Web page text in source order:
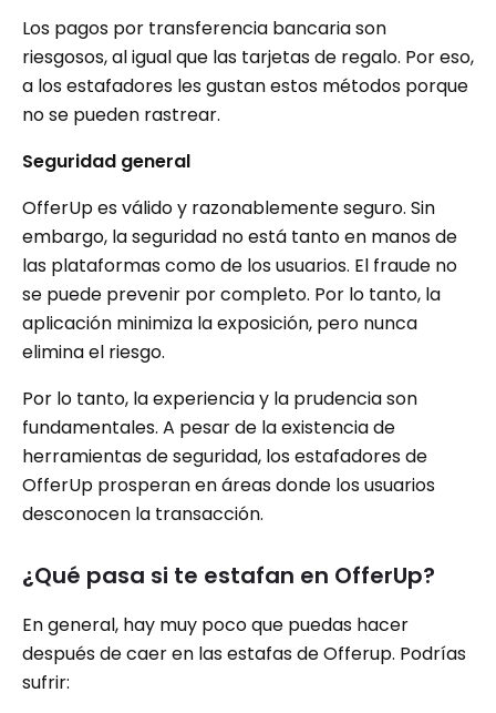
Los pagos por transferencia bancaria son
riesgosos, al igual que las tarjetas de regalo. Por eso,
a los estafadores les gustan estos métodos porque
no se pueden rastrear.
Seguridad general
OfferUp es válido y razonablemente seguro. Sin
embargo, la seguridad no está tanto en manos de
las plataformas como de los usuarios. El fraude no
se puede prevenir por completo. Por lo tanto, la
aplicación minimiza la exposición, pero nunca
elimina el riesgo.
Por lo tanto, la experiencia y la prudencia son
fundamentales. A pesar de la existencia de
herramientas de seguridad, los estafadores de
OfferUp prosperan en áreas donde los usuarios
desconocen la transacción.
¿Qué pasa si te estafan en OfferUp?
En general, hay muy poco que puedas hacer
después de caer en las estafas de Offerup. Podrías
sufrir: